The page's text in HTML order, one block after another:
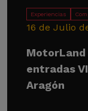
Experiencias
16 de Julio
entradas
Aragón